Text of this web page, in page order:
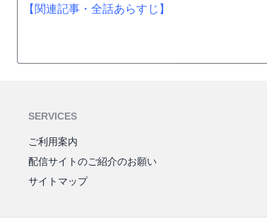
【関連記事・全話あらすじ】
SERVICES
ご利用案内
配信サイトのご紹介のお願い
サイトマップ